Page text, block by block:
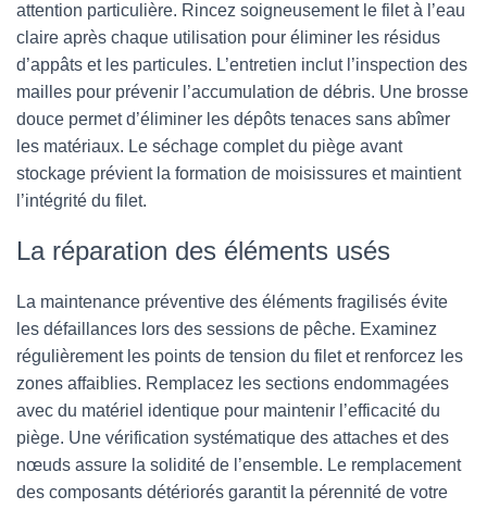
attention particulière. Rincez soigneusement le filet à l’eau
claire après chaque utilisation pour éliminer les résidus
d’appâts et les particules. L’entretien inclut l’inspection des
mailles pour prévenir l’accumulation de débris. Une brosse
douce permet d’éliminer les dépôts tenaces sans abîmer
les matériaux. Le séchage complet du piège avant
stockage prévient la formation de moisissures et maintient
l’intégrité du filet.
La réparation des éléments usés
La maintenance préventive des éléments fragilisés évite
les défaillances lors des sessions de pêche. Examinez
régulièrement les points de tension du filet et renforcez les
zones affaiblies. Remplacez les sections endommagées
avec du matériel identique pour maintenir l’efficacité du
piège. Une vérification systématique des attaches et des
nœuds assure la solidité de l’ensemble. Le remplacement
des composants détériorés garantit la pérennité de votre